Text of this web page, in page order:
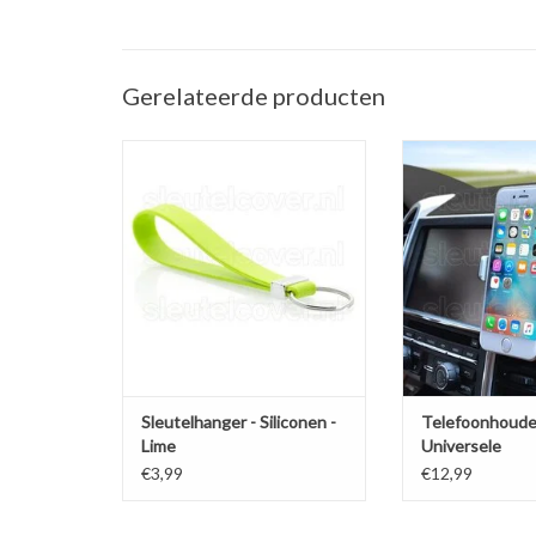
Gerelateerde producten
TOEVOEGEN AAN WINKELWAGEN
Sleutelhanger - Siliconen -
Lime
€3,99
Telefoonhouder
(Universele
in de
TOEVOEGEN AAN
Universele
ventilatiehouder
€12,99